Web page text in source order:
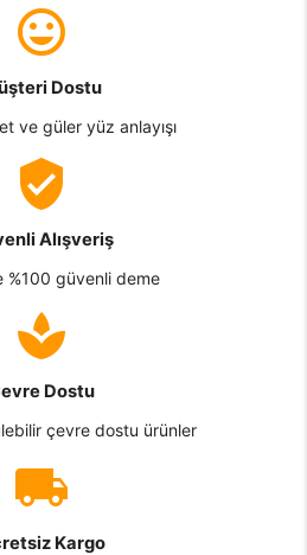
Dostu
ve güler yüz anlayışı
Alışveriş
%100 güvenli deme
Dostu
çevre dostu ürünler
Kargo